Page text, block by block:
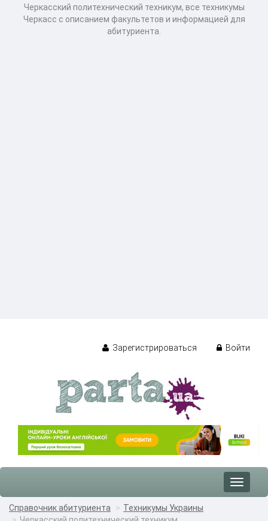
Черкасский политехнический техникум, все техникумы
Черкасс с описанием факультетов и информацией для
абитуриента.
Зарегистрироваться Войти
Toggle
Справочник абитуриента
Техникумы Украины